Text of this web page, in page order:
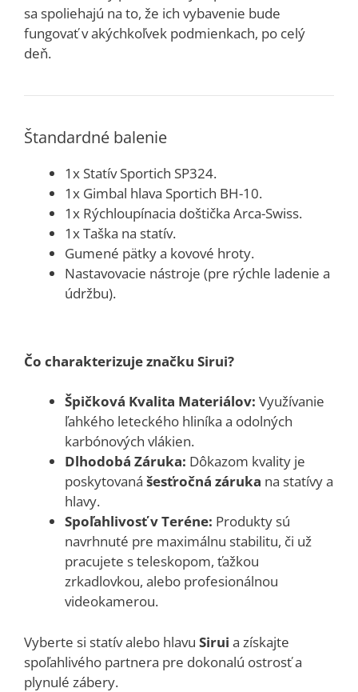
sa spoliehajú na to, že ich vybavenie bude
fungovať v akýchkoľvek podmienkach, po celý
deň.
Štandardné balenie
1x Statív Sportich SP324.
1x Gimbal hlava Sportich BH-10.
1x Rýchloupínacia doštička Arca-Swiss.
1x Taška na statív.
Gumené pätky a kovové hroty.
Nastavovacie nástroje (pre rýchle ladenie a
údržbu).
Čo charakterizuje značku Sirui?
Špičková Kvalita Materiálov: Využívanie
ľahkého leteckého hliníka a odolných
karbónových vlákien.
Dlhodobá Záruka: Dôkazom kvality je
poskytovaná šesťročná záruka na statívy a
hlavy.
Spoľahlivosť v Teréne: Produkty sú
navrhnuté pre maximálnu stabilitu, či už
pracujete s teleskopom, ťažkou
zrkadlovkou, alebo profesionálnou
videokamerou.
Vyberte si statív alebo hlavu Sirui a získajte
spoľahlivého partnera pre dokonalú ostrosť a
plynulé zábery.